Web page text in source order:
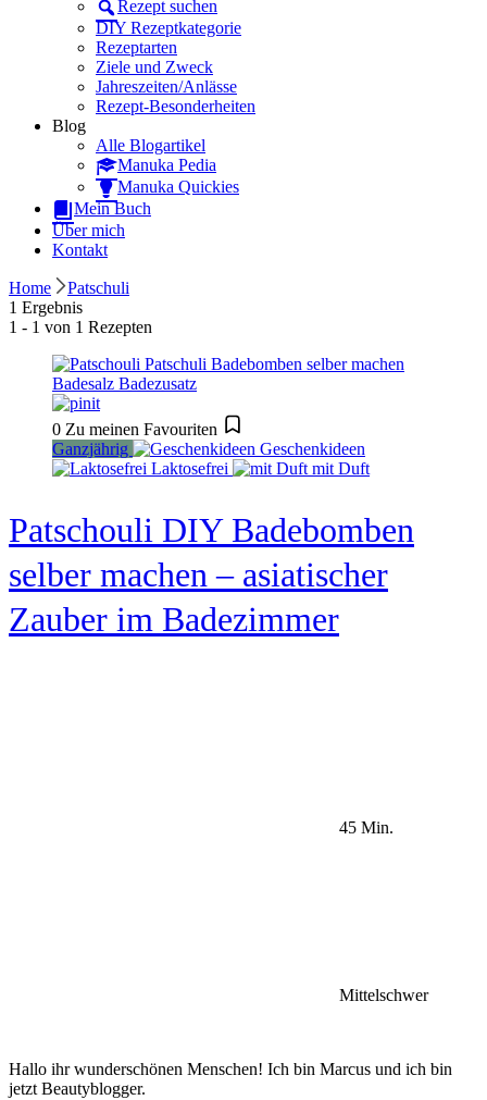
Dein interaktiver DIY Beautyblog
Rezept suchen
DIY Rezeptkategorie
Rezeptarten
Ziele und Zweck
Jahreszeiten/Anlässe
Rezept-Besonderheiten
Blog
Alle Blogartikel
Manuka Pedia
Manuka Quickies
Mein Buch
Über mich
Kontakt
Home
Patschuli
1 Ergebnis
1 - 1 von 1 Rezepten
0 Zu meinen Favouriten
Ganzjährig
Geschenkideen
Laktosefrei
mit Duft
Patschouli DIY Badebomben
selber machen – asiatischer
Zauber im Badezimmer
45 Min.
Mittelschwer
Hallo ihr wunderschönen Menschen! Ich bin Marcus und ich bin
jetzt Beautyblogger.